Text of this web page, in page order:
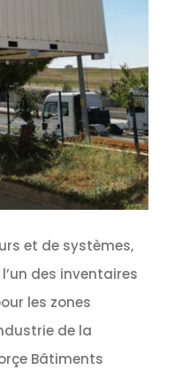
et de systèmes,
des inventaires
les zones
de la
Bâtiments